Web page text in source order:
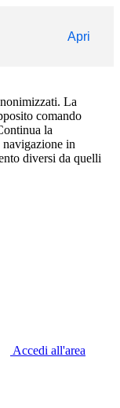
Apri
La
comando
la
in
diversi da quelli
Accedi all'area